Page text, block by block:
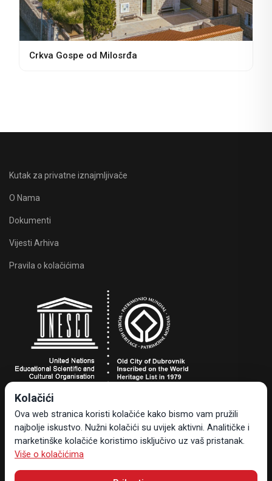
Crkva Gospe od Milosrđa
Kutak za privatne iznajmljivače
O Nama
Dokumenti
Vijesti Arhiva
Pravila o kolačićima
Turistička zajednica grada Dubrovnika
Dr. Ante Starčevića 24, 20000 Dubrovnik, Hrvatska
Tel +385 20 323-887
info@tzdubrovnik.hr
Kolačići
Ova web stranica koristi kolačiće kako bismo vam pružili
najbolje iskustvo. Nužni kolačići su uvijek aktivni. Analitičke i
marketinške kolačiće koristimo isključivo uz vaš pristanak.
Više o kolačićima